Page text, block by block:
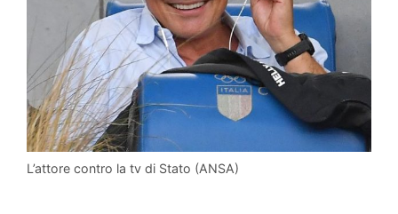
L’attore contro la tv di Stato (ANSA)